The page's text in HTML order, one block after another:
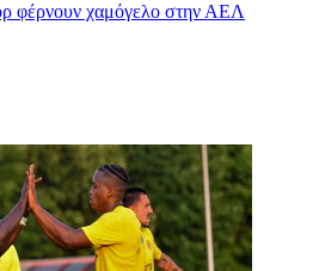
φέρνουν χαμόγελο στην ΑΕΛ